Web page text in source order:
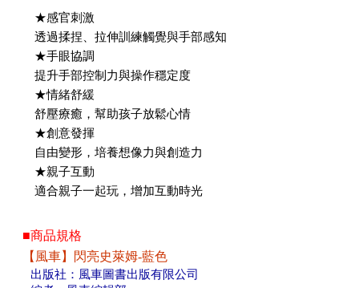
★感官刺激
透過揉捏、拉伸訓練觸覺與手部感知
★手眼協調
提升手部控制力與操作穩定度
★情緒舒緩
舒壓療癒，幫助孩子放鬆心情
★創意發揮
自由變形，培養想像力與創造力
★親子互動
適合親子一起玩，增加互動時光
■商品規格
【風車】閃亮史萊姆-藍色
出版社：風車圖書出版有限公司